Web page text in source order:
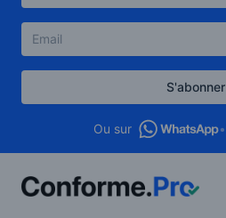
S'abonner
Ou sur •